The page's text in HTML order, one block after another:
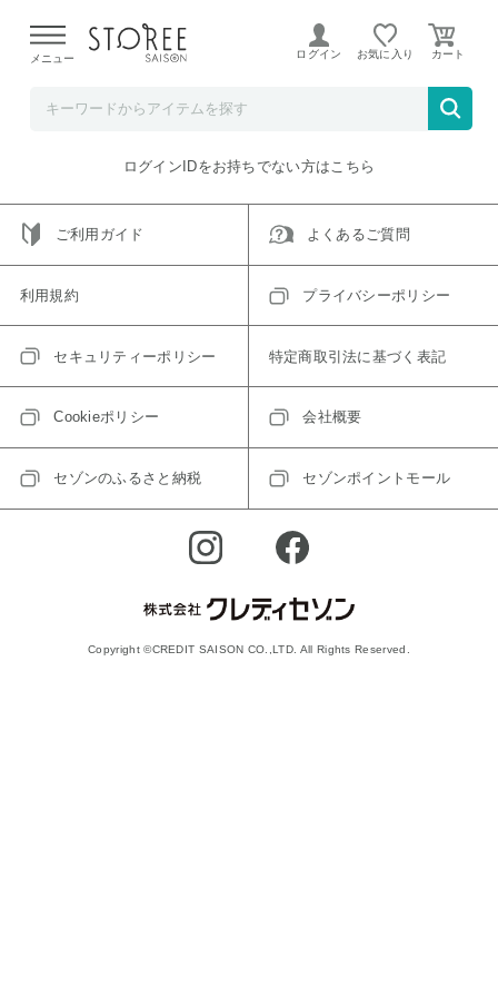
よる配送遅延が発生しております。
メニュー ログイン お気に入り
ご指定のアイテムは取り扱い終了、またはただいま取り扱い
トップへ戻る
ログインIDをお持ちでない方はこちら
ご利用ガイド よくあるご質問
利用規約 プライバシーポリシー
セキュリティーポリシー 特定商取引法に基づく表記
Cookieポリシー 会社概要
セゾンのふるさと納税 セゾンポイントモール
Copyright ©CREDIT SAISON CO.,LTD. All Rights Reserved.